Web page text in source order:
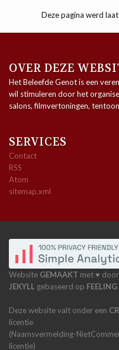
Deze pagina werd
OVER DEZE
Het Beleefde Genot is een
wil stimuleren door het
salons, filmvertoningen,
SERVICES
Contact
RSS
Atom
sitemap.xml
Website GEMAAKT met ♥ door
JEKYLL gebaseerd op
Deze website valt onder een
licentie
(Naamsvermelding-
licentie)